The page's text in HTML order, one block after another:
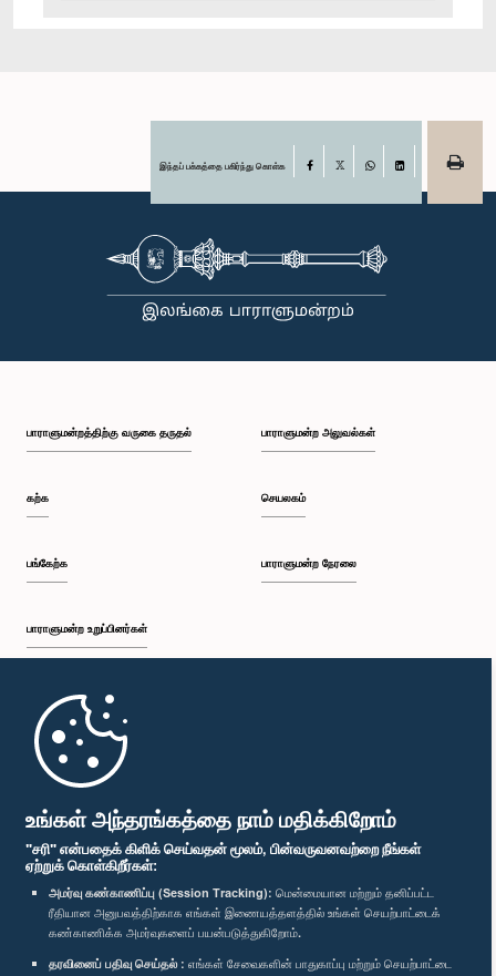
உங்கள் அந்தரங்கத்தை நாம் மதிக்கிறோம்
"சரி" என்பதைக் கிளிக் செய்வதன் மூலம், பின்வருவனவற்றை நீங்கள்
ஏற்றுக் கொள்கிறீர்கள்:
அமர்வு கண்காணிப்பு (Session Tracking): மென்மையான மற்றும் தனிப்பட்ட
ரீதியான அனுபவத்திற்காக எங்கள் இணையத்தளத்தில் உங்கள் செயற்பாட்டைக்
கண்காணிக்க அமர்வுகளைப் பயன்படுத்துகிறோம்.
தரவினைப் பதிவு செய்தல் : எங்கள் சேவைகளின் பாதுகாப்பு மற்றும் செயற்பாட்டை
இந்தப் பக்கத்தை பகிர்ந்து கொள்க Facebook
பாராளுமன்றத்திற்கு வருகை தருதல்
கற்க
பங்கேற்க
பாராளுமன்ற உறுப்பினர்கள்
முதற்பக்கம்
பாராளுமன்ற அலுவல்கள்
செயலகம்
பாராளுமன்ற நேரலை
பாராளுமன்ற கையடக்க செயலி
எம்மை பின்தொடர்க :